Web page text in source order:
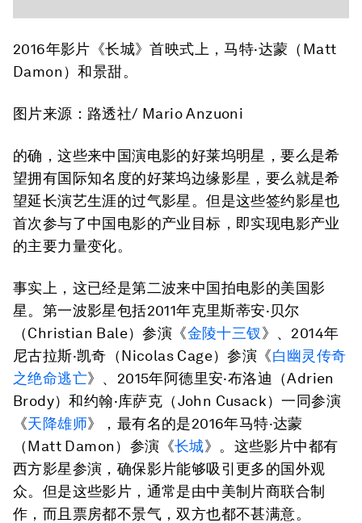
2016年影片《长城》首映式上，马特·达蒙（Matt
Damon）和景甜。
图片来源：路透社/ Mario Anzuoni
的确，这些来中国演电影的好莱坞明星，要么是希
望拥有国际知名度的好莱坞边缘影星，要么就是希
望延长演艺生涯的过气影星。但是这些签约影星也
首次参与了中国电影的产业目标，即实现电影产业
的主要力量变化。
事实上，这已经是第二波来中国拍电影的美国影
星。第一波影星包括2011年克里斯蒂安·贝尔
（Christian Bale）参演《金陵十三钗》、2014年
尼古拉斯·凯奇（Nicolas Cage）参演《白幽灵传奇
之绝命逃亡》、2015年阿德里安·布洛迪（Adrien
Brody）和约翰·库萨克（John Cusack）一同参演
《天降雄师》，最有名的是2016年马特·达蒙
（Matt Damon）参演《长城》。这些影片中都有
西方影星参演，确保影片能够吸引更多的国外观
众。但是这些影片，通常是由中美制片商联合制
作，而且票房都不景气，双方也都不甚满意。